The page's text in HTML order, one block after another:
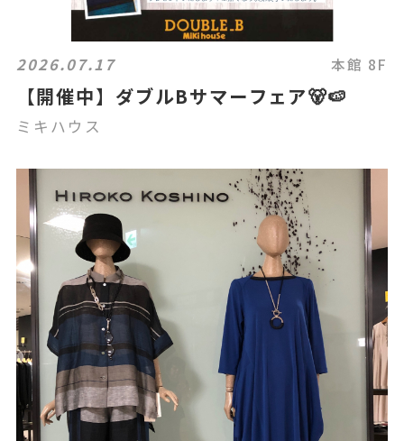
2026.07.17 本館 8F
【開催中】ダブルBサマーフェア🐻🍉
ミキハウス